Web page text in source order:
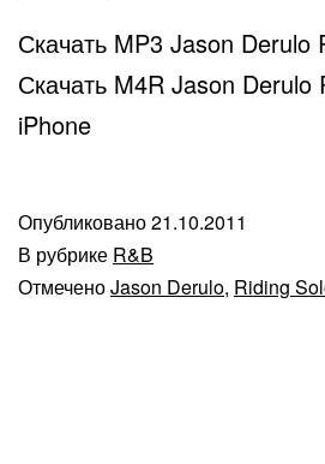
Скачать MP3 Jason Derulo
Скачать M4R Jason Derulo
iPhone
Опубликовано21.10.2011
В рубрике R&B
ОтмеченоJason Derulo, Riding